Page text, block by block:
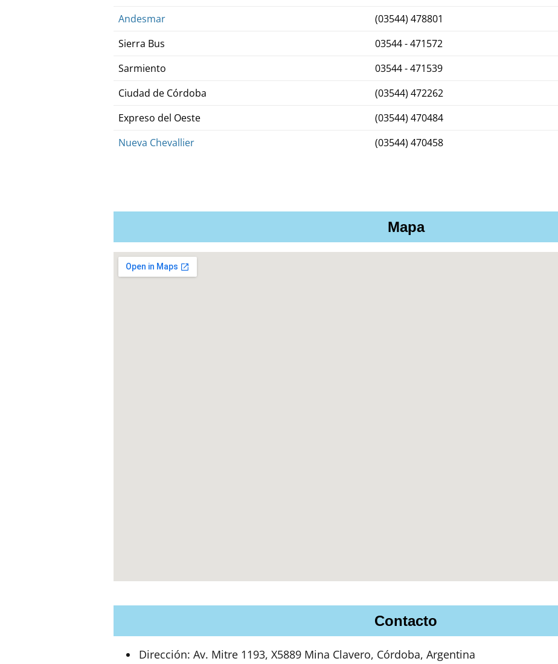
Andesmar
(03544) 478801
Sierra Bus
03544 - 471572
Sarmiento
03544 - 471539
Ciudad de Córdoba
(03544) 472262
Expreso del Oeste
(03544) 470484
Nueva Chevallier
(03544) 470458
Mapa
Contacto
Dirección: Av. Mitre 1193, X5889 Mina Clavero, Córdoba, Argentina